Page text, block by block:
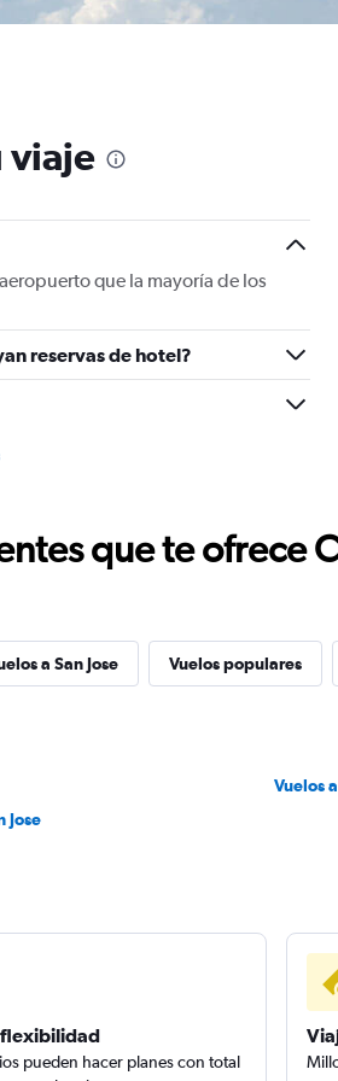
viaje
que la mayoría de los
reservas de hotel?
que te ofrece
a San Jose Vuelos populares
Vuelos
Jose
flexibilidad
pueden hacer planes con total